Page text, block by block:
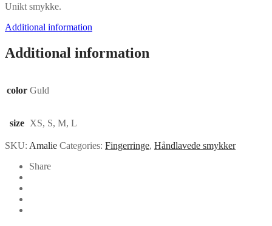
Unikt smykke.
Additional information
Additional information
color Guld
size XS, S, M, L
SKU: Amalie Categories: Fingerringe, Håndlavede smykker
Share